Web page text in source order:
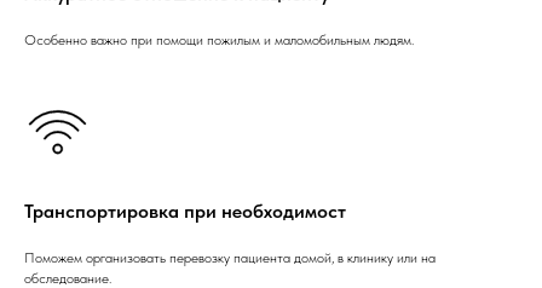
Особенно важно при помощи пожилым и маломобильным людям.
Транспортировка при необходимост
Поможем организовать перевозку пациента домой, в клинику или на
обследование.